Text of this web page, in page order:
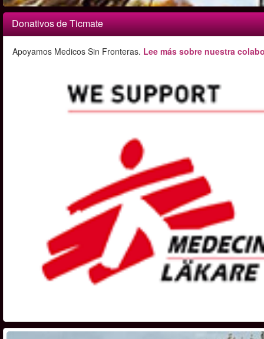
Donativos de Ticmate
Apoyamos Medicos Sin Fronteras. Lee más sobre nuestra